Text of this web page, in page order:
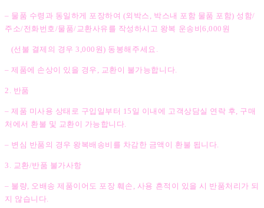
– 물품 수령과 동일하게 포장하여 (외박스, 박스내 포함 물품 포함) 성함/
주소/전화번호/물품/교환사유를 작성하시고 왕복 운송비6,000원
(선불 결제의 경우 3,000원) 동봉해주세요.
– 제품에 손상이 있을 경우, 교환이 불가능합니다.
2. 반품
– 제품 미사용 상태로 구입일부터 15일 이내에 고객상담실 연락 후, 구매
처에서 환불 및 교환이 가능합니다.
– 변심 반품의 경우 왕복배송비를 차감한 금액이 환불 됩니다.
3. 교환/반품 불가사항
– 불량, 오배송 제품이어도 포장 훼손, 사용 흔적이 있을 시 반품처리가 되
지 않습니다.